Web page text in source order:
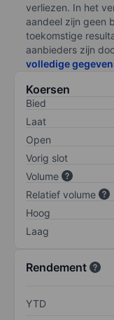
verliezen. In het
aandeel zijn geen
toekomstige
aanbieders zijn
volledige
Koersen
Bied
Laat
Open
Vorig slot
Volume
Relatief volume
Hoog
Laag
Rendement
YTD